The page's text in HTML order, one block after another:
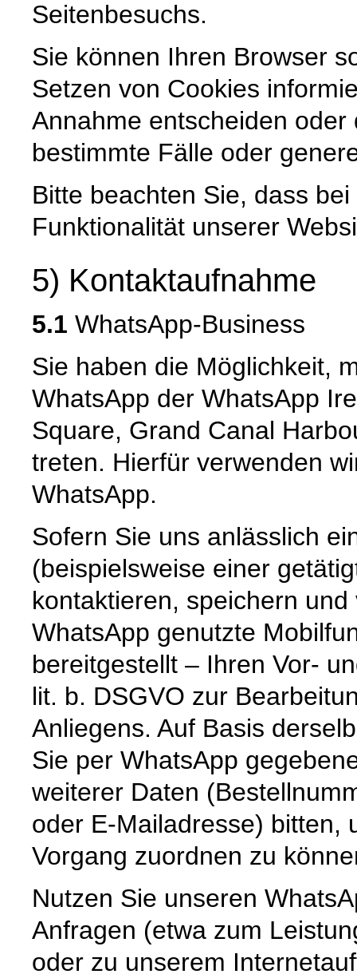
Seitenbesuchs.
Sie können Ihren Browser
Setzen von Cookies
Annahme entscheiden
bestimmte Fälle oder
Bitte beachten Sie, dass
Funktionalität unserer
5) Kontaktaufnahme
5.1 WhatsApp-Business
Sie haben die Möglichkeit,
WhatsApp der WhatsApp
Square, Grand Canal
treten. Hierfür verwenden
WhatsApp.
Sofern Sie uns anlässlich
(beispielsweise einer
kontaktieren, speichern
WhatsApp genutzte
bereitgestellt – Ihren Vor-
lit. b. DSGVO zur
Anliegens. Auf Basis
Sie per WhatsApp
weiterer Daten
oder E-Mailadresse) bitten,
Vorgang zuordnen zu
Nutzen Sie unseren
Anfragen (etwa zum
oder zu unserem